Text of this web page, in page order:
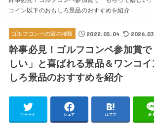
コイン以下のおもしろ景品のおすすめを紹介
ゴルフコンペの賞の種類 2022.05.04
幹事必見！ゴルフコンペ参加賞
しい」と喜ばれる景品＆ワンコ
しろ景品のおすすめを紹介
ツイート シェア はてブ 送